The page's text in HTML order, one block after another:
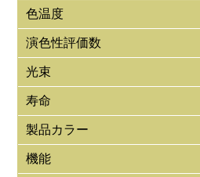
色温度
演色性評価数
光束
寿命
製品カラー
機能